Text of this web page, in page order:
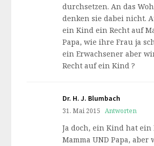
durchsetzen. An das
denken sie dabei nicht.
ein Kind ein Recht auf
Papa, wie ihre Frau ja
ein Erwachsener aber
Recht auf ein Kind ?
Dr. H. J. Blumbach
31. Mai 2015 Antworten
Ja doch, ein Kind hat ein
Mamma UND Papa, aber